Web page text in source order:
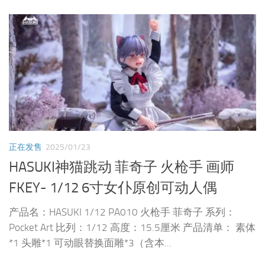
正在发售 2025/01/23
HASUKI神猫跳动 菲奇子 火枪手 画师
FKEY- 1/12 6寸女仆原创可动人偶
产品名：HASUKI 1/12 PA010 火枪手 菲奇子 系列：
Pocket Art 比列：1/12 高度：15.5厘米 产品清单： 素体
*1 头雕*1 可动眼替换面雕*3（含本...